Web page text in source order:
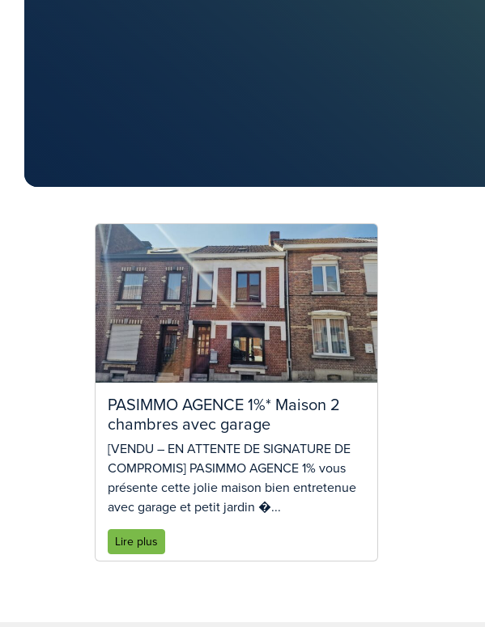
PASIMMO AGENCE 1%* Maison 2
chambres avec garage
[VENDU – EN ATTENTE DE SIGNATURE DE
COMPROMIS] PASIMMO AGENCE 1% vous
présente cette jolie maison bien entretenue
avec garage et petit jardin �...
Lire plus